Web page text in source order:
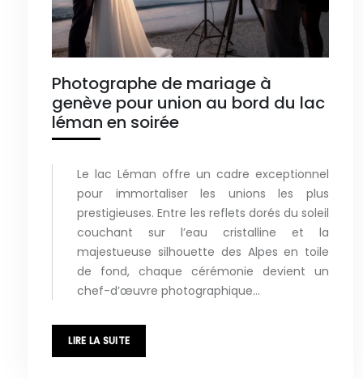
Photographe de mariage à
genève pour union au bord du lac
léman en soirée
Le lac Léman offre un cadre exceptionnel
pour immortaliser les unions les plus
prestigieuses. Entre les reflets dorés du soleil
couchant sur l’eau cristalline et la
majestueuse silhouette des Alpes en toile
de fond, chaque cérémonie devient un
chef-d’œuvre photographique…
LIRE LA SUITE